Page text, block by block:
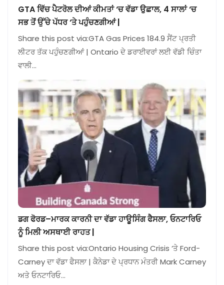
GTA ਵਿੱਚ ਪੈਟਰੋਲ ਦੀਆਂ ਕੀਮਤਾਂ ‘ਚ ਵੱਡਾ ਉਛਾਲ, 4 ਸਾਲਾਂ ‘ਚ
ਸਭ ਤੋਂ ਉੱਚੇ ਪੱਧਰ ‘ਤੇ ਪਹੁੰਚਣਗੀਆਂ |
Share this post via:GTA Gas Prices 184.9 ਸੈਂਟ ਪ੍ਰਤੀ
ਲੀਟਰ ਤੱਕ ਪਹੁੰਚਣਗੀਆਂ | Ontario ਦੇ ਡਰਾਈਵਰਾਂ ਲਈ ਵੱਡੀ ਚਿੰਤਾ
ਵਾਲੀ…
ਡਗ ਫੋਰਡ–ਮਾਰਕ ਕਾਰਨੀ ਦਾ ਵੱਡਾ ਹਾਊਸਿੰਗ ਫੈਸਲਾ, ਓਨਟਾਰਿਓ
ਨੂੰ ਮਿਲੀ ਅਸਥਾਈ ਰਾਹਤ |
Share this post via:Ontario Housing Crisis ‘ਤੇ Ford-
Carney ਦਾ ਵੱਡਾ ਫੈਸਲਾ | ਕੈਨੇਡਾ ਦੇ ਪ੍ਰਧਾਨ ਮੰਤਰੀ Mark Carney
ਅਤੇ ਓਨਟਾਰਿਓ…